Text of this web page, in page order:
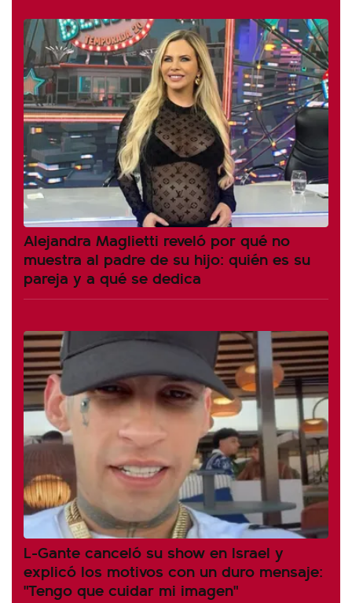
Alejandra Maglietti reveló por qué no
muestra al padre de su hijo: quién es su
pareja y a qué se dedica
L-Gante canceló su show en Israel y
explicó los motivos con un duro mensaje:
"Tengo que cuidar mi imagen"